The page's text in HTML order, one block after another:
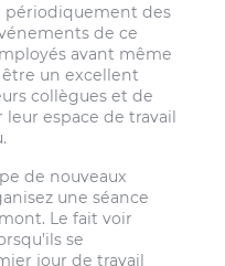
périodiquement des
de ce
avant même
un excellent
collègues et de
espace de travail
de nouveaux
une séance
Le fait voir
se
jour de travail